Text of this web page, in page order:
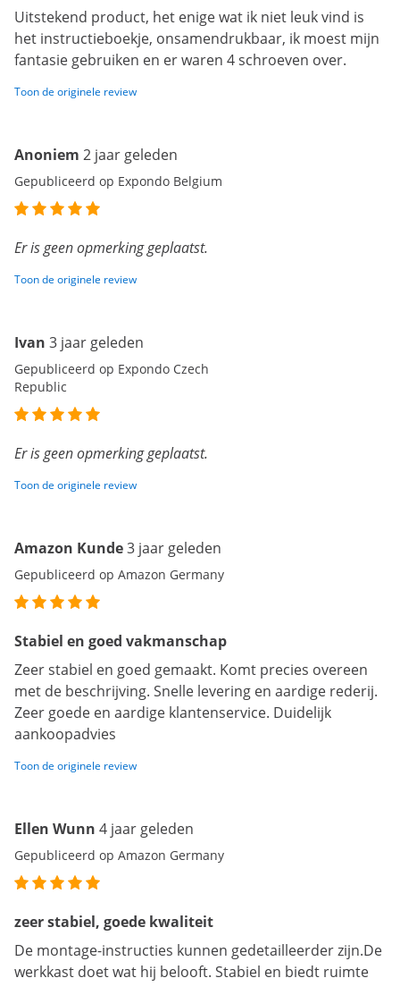
Uitstekend product, het enige wat ik niet leuk vind is
het instructieboekje, onsamendrukbaar, ik moest mijn
fantasie gebruiken en er waren 4 schroeven over.
Toon de originele review
Anoniem 2 jaar geleden
Gepubliceerd op Expondo Belgium
Er is geen opmerking geplaatst.
Toon de originele review
Ivan 3 jaar geleden
Gepubliceerd op Expondo Czech
Republic
Er is geen opmerking geplaatst.
Toon de originele review
Amazon Kunde3 jaar geleden
Gepubliceerd op Amazon Germany
Stabiel en goed vakmanschap
Zeer stabiel en goed gemaakt. Komt precies overeen
met de beschrijving. Snelle levering en aardige rederij.
Zeer goede en aardige klantenservice. Duidelijk
aankoopadvies
Toon de originele review
Ellen Wunn 4 jaar geleden
Gepubliceerd op Amazon Germany
zeer stabiel, goede kwaliteit
De montage-instructies kunnen gedetailleerder zijn.De
werkkast doet wat hij belooft. Stabiel en biedt ruimte